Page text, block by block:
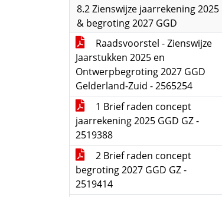
8.2 Zienswijze jaarrekening 2025
& begroting 2027 GGD
Raadsvoorstel - Zienswijze
Jaarstukken 2025 en
Ontwerpbegroting 2027 GGD
Gelderland-Zuid - 2565254
1 Brief raden concept
jaarrekening 2025 GGD GZ -
2519388
2 Brief raden concept
begroting 2027 GGD GZ -
2519414